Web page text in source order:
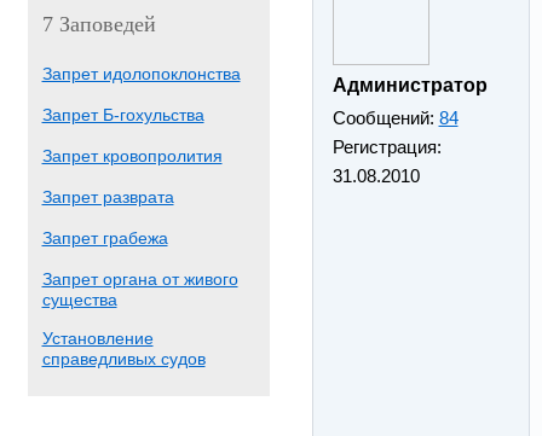
7 Заповедей
Запрет идолопоклонства
Запрет Б-гохульства
Запрет кровопролития
Запрет разврата
Запрет грабежа
Запрет органа от живого
существа
Установление
справедливых судов
Администратор
Сообщений: 84
Регистрация:
31.08.2010